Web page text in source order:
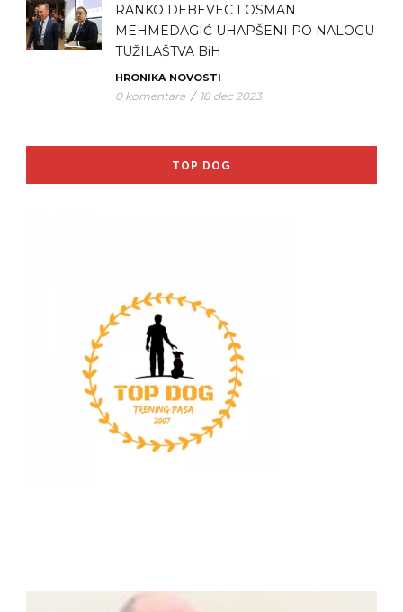
RANKO DEBEVEC I OSMAN
MEHMEDAGIĆ UHAPŠENI PO NALOGU
TUŽILAŠTVA BiH
HRONIKA NOVOSTI
0 komentara / 18 dec 2023
TOP DOG